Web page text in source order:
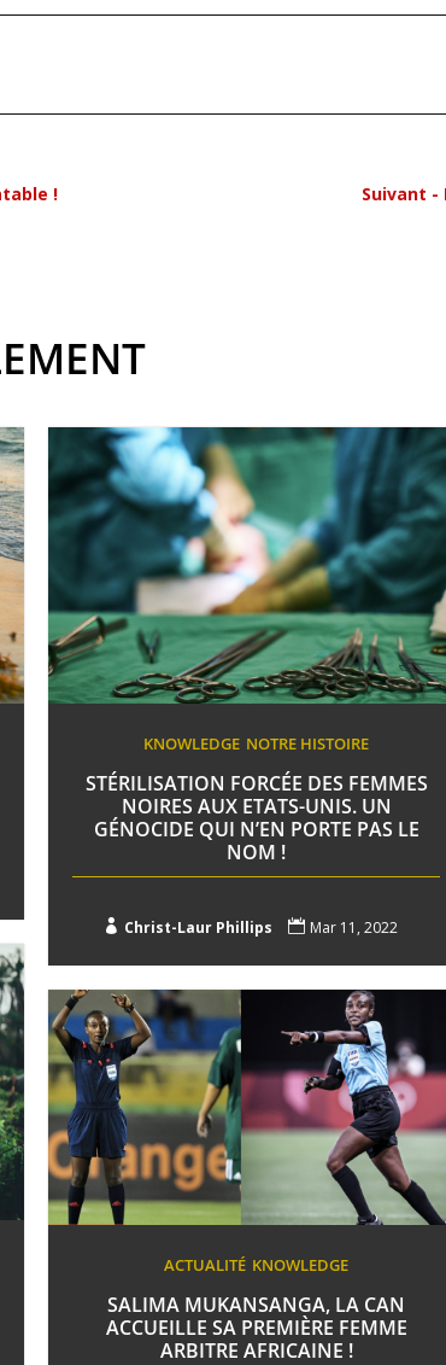
! Suivant -
KNOWLEDGE NOTRE HISTOIRE
STÉRILISATION FORCÉE DES FEMMES
NOIRES AUX ETATS-UNIS. UN
GÉNOCIDE QUI N’EN PORTE PAS LE
NOM !
 Christ-Laur Phillips  Mar 11, 2022
ACTUALITÉ KNOWLEDGE
SALIMA MUKANSANGA, LA CAN
ACCUEILLE SA PREMIÈRE FEMME
ARBITRE AFRICAINE !